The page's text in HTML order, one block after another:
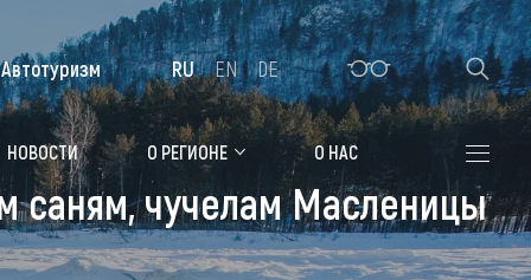
Алтайская зимовка
Где остановиться
НОВОСТИ О РЕГИОНЕ О НАС
Автотуризм RU EN DE
саням, чучелам Масленицы